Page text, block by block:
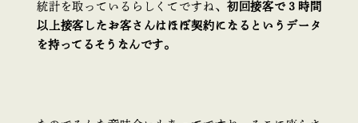
統計を取っているらしくてですね、 初回接客で３時間
以上接客したお客さんはほぼ契約になるというデータ
を持ってるそうなんです。